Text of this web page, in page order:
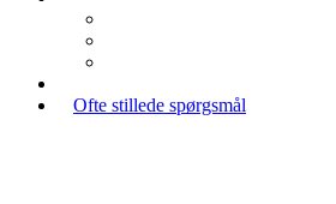
Ofte stillede spørgsmål